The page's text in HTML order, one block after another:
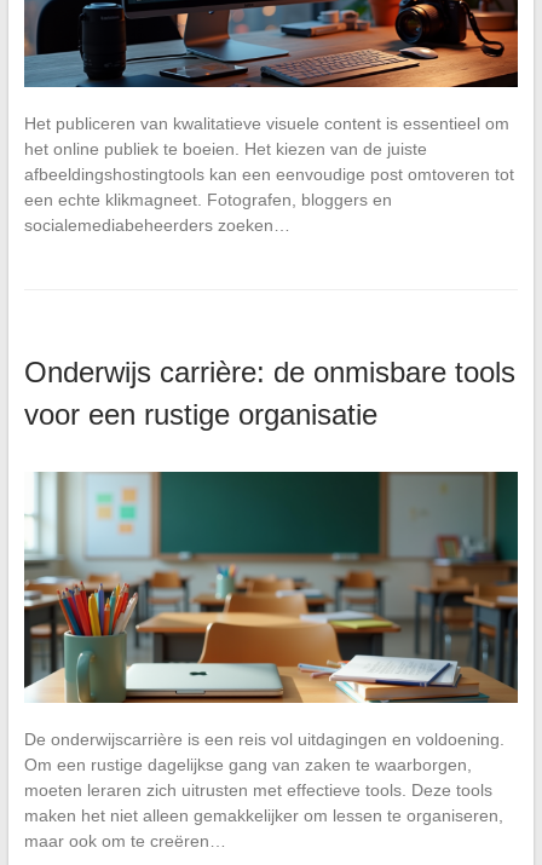
Het publiceren van kwalitatieve visuele content is essentieel om
het online publiek te boeien. Het kiezen van de juiste
afbeeldingshostingtools kan een eenvoudige post omtoveren tot
een echte klikmagneet. Fotografen, bloggers en
socialemediabeheerders zoeken…
Onderwijs carrière: de onmisbare tools
voor een rustige organisatie
De onderwijscarrière is een reis vol uitdagingen en voldoening.
Om een rustige dagelijkse gang van zaken te waarborgen,
moeten leraren zich uitrusten met effectieve tools. Deze tools
maken het niet alleen gemakkelijker om lessen te organiseren,
maar ook om te creëren…